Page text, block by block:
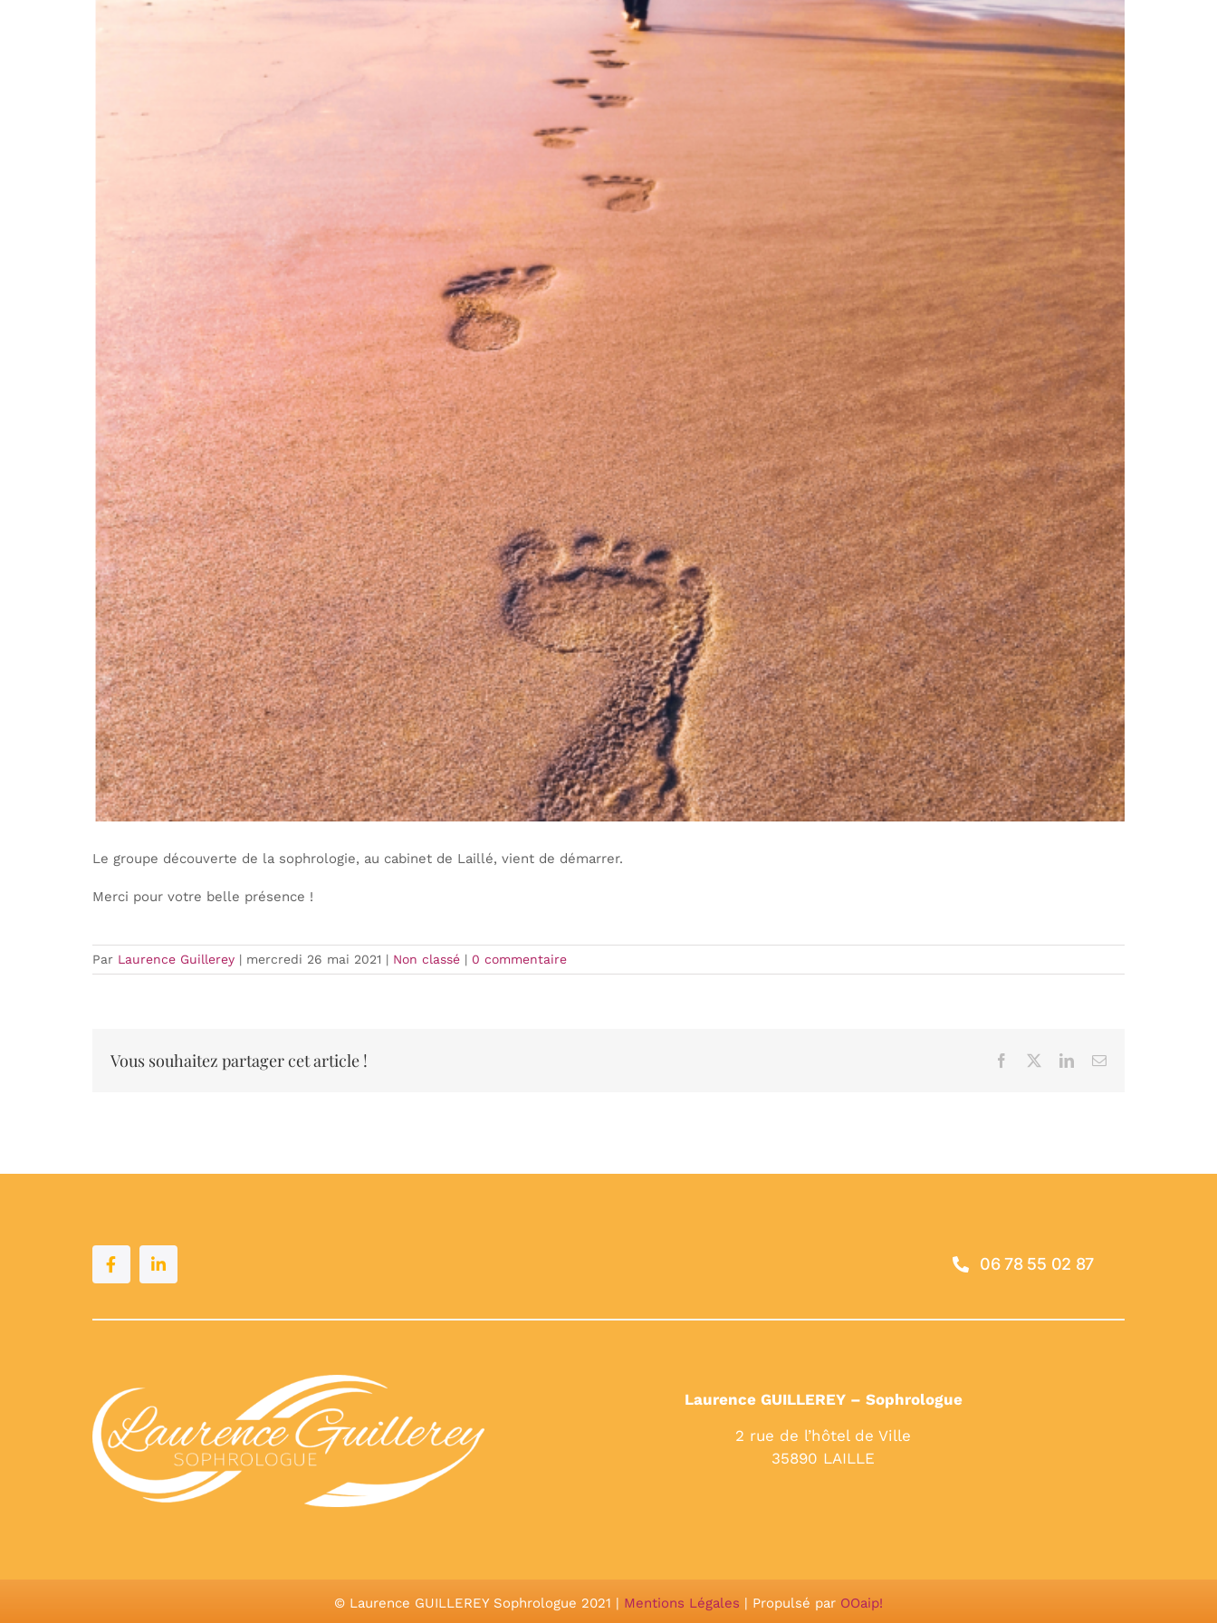
Le groupe découverte de la sophrologie, au cabinet de Laillé, vient de démarrer.
Merci pour votre belle présence !
Par Laurence Guillerey | mercredi 26 mai 2021 | Non classé | 0 commentaire
Vous souhaitez partager cet article ! Facebook LinkedInEmail
06 78 55 02 87
Laurence GUILLEREY – Sophrologue
2 rue de l’hôtel de Ville
35890 LAILLE
© Laurence GUILLEREY Sophrologue 2021 | Mentions Légales | Propulsé par OOaip!